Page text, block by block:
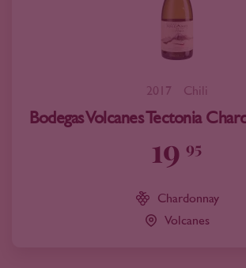
2017 Chili
Bodegas Volcanes Tectonia
19 95
Chardonnay
Volcanes